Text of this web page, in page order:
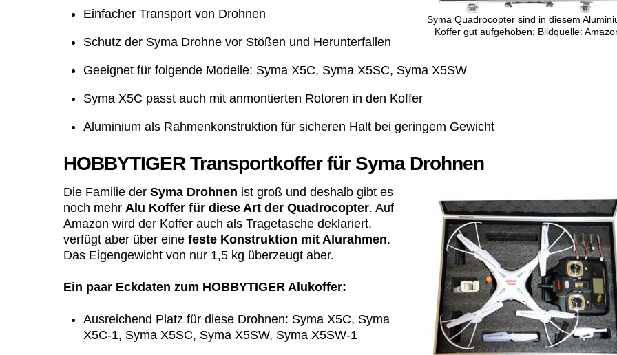
Syma Quadrocopter sind in diesem
Koffer gut aufgehoben; Bildquelle:
Einfacher Transport von Drohnen
Schutz der Syma Drohne vor Stößen und Herunterfallen
Geeignet für folgende Modelle: Syma X5C, Syma X5SC, Syma X5SW
Syma X5C passt auch mit anmontierten Rotoren in den Koffer
Aluminium als Rahmenkonstruktion für sicheren Halt bei geringem Gewicht
HOBBYTIGER Transportkoffer für Syma Drohnen
Die Familie der Syma Drohnen ist groß und deshalb gibt es
noch mehr Alu Koffer für diese Art der Quadrocopter. Auf
Amazon wird der Koffer auch als Tragetasche deklariert,
verfügt aber über eine feste Konstruktion mit Alurahmen.
Das Eigengewicht von nur 1,5 kg überzeugt aber.
Ein paar Eckdaten zum HOBBYTIGER Alukoffer:
Ausreichend Platz für diese Drohnen: Syma X5C, Syma
X5C-1, Syma X5SC, Syma X5SW, Syma X5SW-1